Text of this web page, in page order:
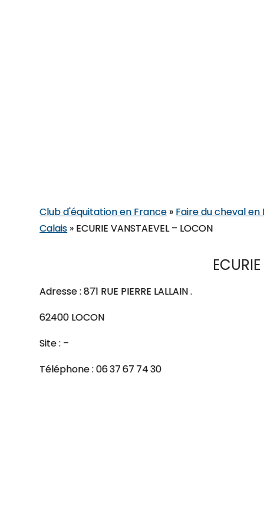
Club d'équitation en France » Faire du cheval
Calais » ECURIE VANSTAEVEL – LOCON
Adresse : 871 RUE PIERRE LALLAIN .
62400 LOCON
Site : –
Téléphone : 06 37 67 74 30